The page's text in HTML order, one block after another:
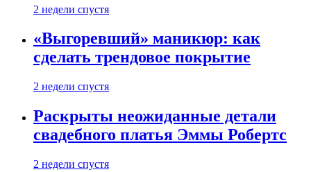
2 недели спустя
«Выгоревший» маникюр: как
сделать трендовое покрытие
2 недели спустя
Раскрыты неожиданные детали
свадебного платья Эммы Робертс
2 недели спустя